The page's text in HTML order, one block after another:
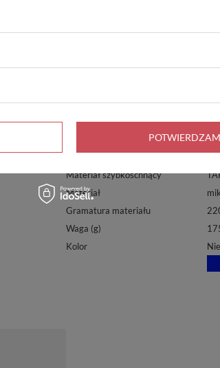
Chłonność
Uszyty w Polsce
Sposób pakowania
Możliwość prania w pralce
Miękkie obszycie
Materiał szybkoschnący
Materiał
Gramatura materiału
Waga (g)
Kolor